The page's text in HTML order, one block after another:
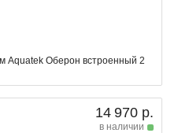
Aquatek Оберон встроенный 2
14 970 р.
в наличии